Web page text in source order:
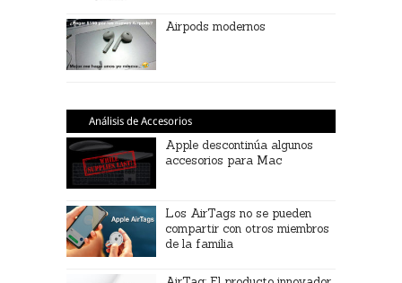
Airpods modernos
Análisis de Accesorios
Apple descontinúa algunos
accesorios para Mac
Los AirTags no se pueden
compartir con otros miembros
de la familia